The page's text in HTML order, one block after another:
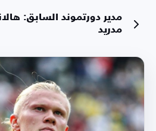
مدير دورتموند السابق:
مدريد